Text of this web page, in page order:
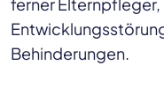
Behinderungen.